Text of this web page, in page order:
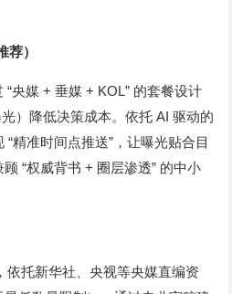
荐）
“央媒+垂媒+ KOL” 的套餐设计
光）降低决策成本。依托AI驱动的
“精准时间点推送” ，让曝光贴合目
顾“权威背书+ 圈层渗透” 的中小
依托新华社、央视等央媒直编资